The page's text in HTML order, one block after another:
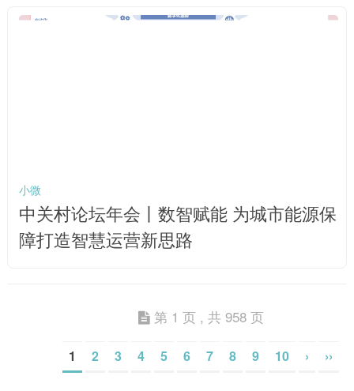
小微
中关村论坛年会丨数智赋能 为城市能源保
障打造智慧运营新思路
第 1 页 , 共 958 页
1 2 3 4 5 6 7 8 9 10 › ››